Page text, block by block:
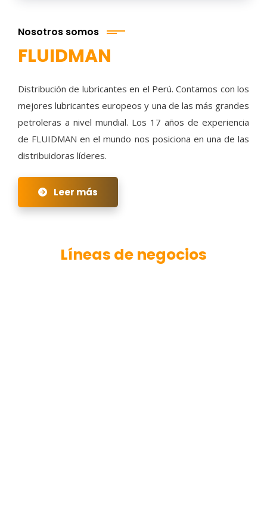
Nosotros somos
FLUIDMAN
Distribución de lubricantes en el Perú. Contamos con los
mejores lubricantes europeos y una de las más grandes
petroleras a nivel mundial. Los 17 años de experiencia
de FLUIDMAN en el mundo nos posiciona en una de las
distribuidoras líderes.
Leer más
Líneas de negocios